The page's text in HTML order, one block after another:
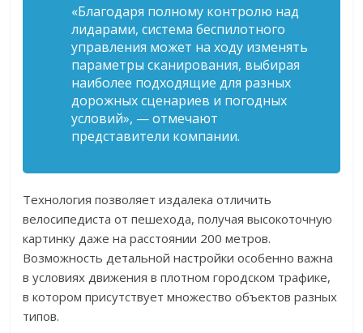
«Благодаря полному контролю над
лидарами, система беспилотного
управления может на ходу изменять
параметры сканирования, выбирая
наиболее подходящие для разных
дорожных сценариев и погодных
условий», — отмечают
представители компании.
Технология позволяет издалека отличить
велосипедиста от пешехода, получая высокоточную
картинку даже на расстоянии 200 метров.
Возможность детальной настройки особенно важна
в условиях движения в плотном городском трафике,
в котором присутствует множество объектов разных
типов.